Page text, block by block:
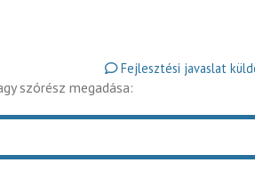
Fejlesztési javaslat
szórész megadása: